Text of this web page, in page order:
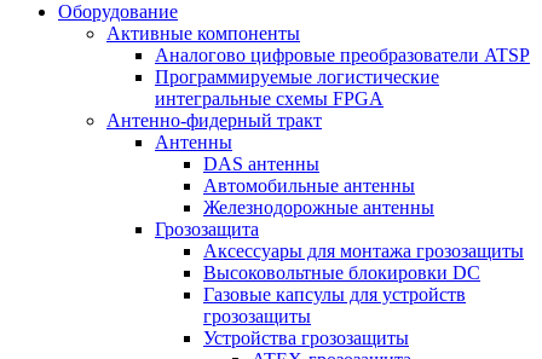
Оборудование
Активные компоненты
Аналогово цифровые преобразователи ATSP
Программируемые логистические
интегральные схемы FPGA
Антенно-фидерный тракт
Антенны
DAS антенны
Автомобильные антенны
Железнодорожные антенны
Грозозащита
Аксессуары для монтажа грозозащиты
Высоковольтные блокировки DC
Газовые капсулы для устройств
грозозащиты
Устройства грозозащиты